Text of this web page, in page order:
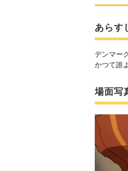
あらす
デンマー
かつて誰
場面写